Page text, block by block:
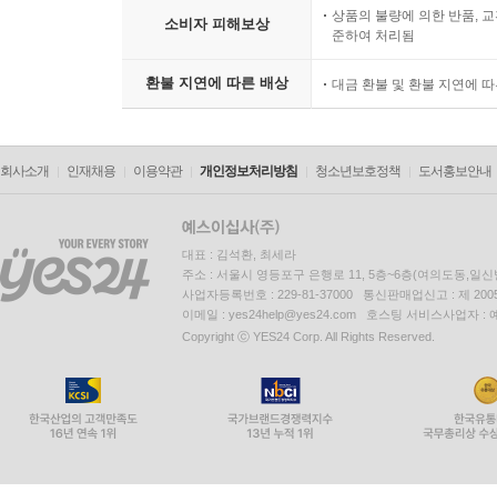
소비자 피해보상
상품의 불량에 의한 반품,
준하여 처리됨
환불 지연에 따른 배상 대금 환불 및 환불 지연에
회사소개 인재채용 이용약관 개인정보처리방침 청소년보호정책 도서홍보안내
대표 : 김석환, 최세라
주소 : 서울시 영등포구 은행로 11, 5층~6층(여의도동,일신
사업자등록번호 : 229-81-37000 통신판매업신고 : 제
이메일 : yes24help@yes24.com 호스팅 서비스사업자 :
Copyright ⓒ YES24 Corp. All Rights Reserved.